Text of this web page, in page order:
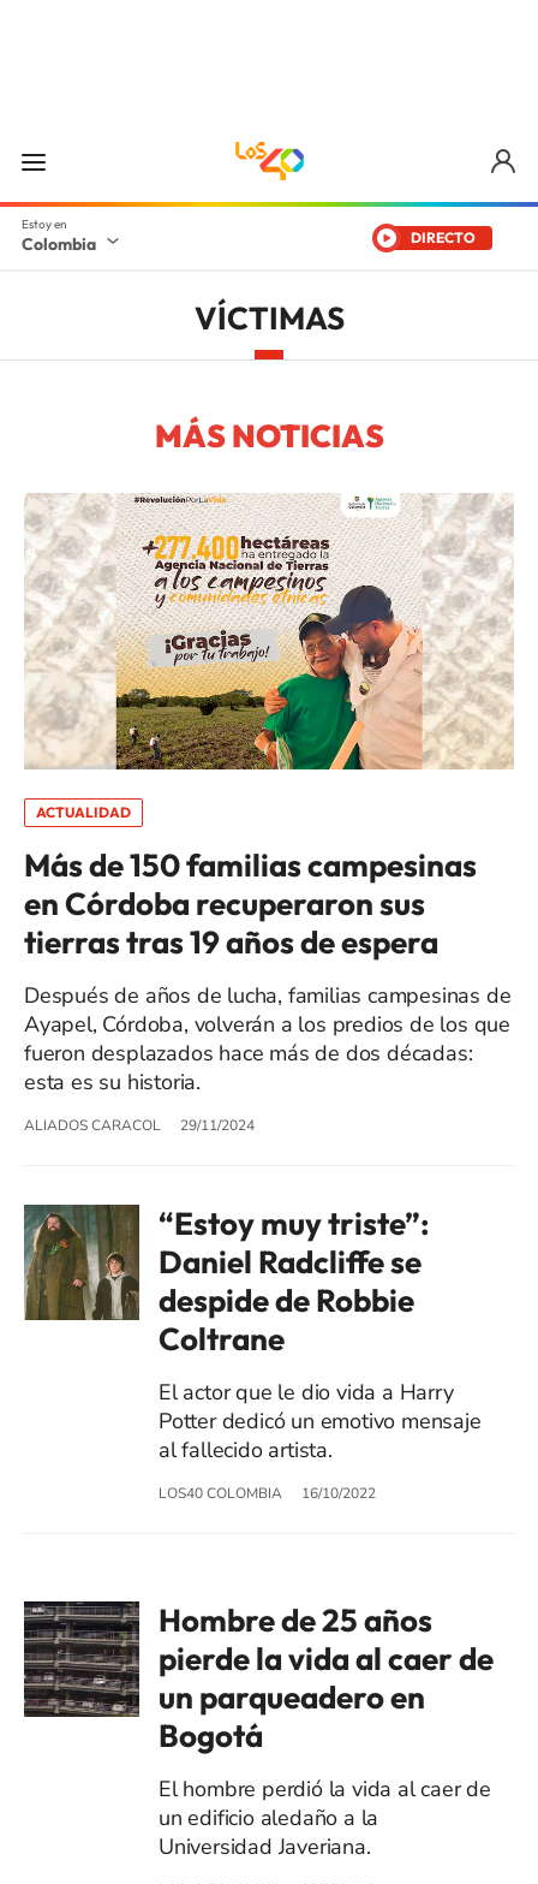
Colombia DIRECTO
VÍCTIMAS
MÁS NOTICIAS
ACTUALIDAD
Más de 150 familias campesinas
en Córdoba recuperaron sus
tierras tras 19 años de espera
Después de años de lucha, familias campesinas de
Ayapel, Córdoba, volverán a los predios de los que
fueron desplazados hace más de dos décadas:
esta es su historia.
ALIADOS CARACOL 29/11/2024
“Estoy muy triste”:
Daniel Radcliffe se
despide de Robbie
Coltrane
El actor que le dio vida a Harry
Potter dedicó un emotivo mensaje
al fallecido artista.
LOS40 COLOMBIA 16/10/2022
Hombre de 25 años
pierde la vida al caer de
un parqueadero en
Bogotá
El hombre perdió la vida al caer de
un edificio aledaño a la
Universidad Javeriana.